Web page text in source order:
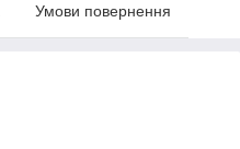
Умови повернення